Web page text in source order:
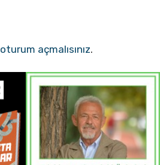
oturum açmalısınız.